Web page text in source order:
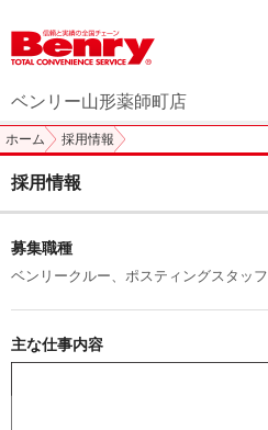
採用情報
店舗からのお知らせ
店舗日記
プライバシーポリシー
FC加盟店募集
ベンリー山形薬師町店
ホーム 採用情報
採用情報
募集職種
ベンリークルー、ポスティングスタッフ
主な仕事内容